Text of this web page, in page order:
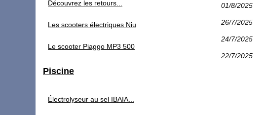
01/8/2025
26/7/2025
24/7/2025
22/7/2025
Découvrez les retours...
Les scooters électriques Niu
Le scooter Piaggo MP3 500
Piscine
Électrolyseur au sel IBAIA...